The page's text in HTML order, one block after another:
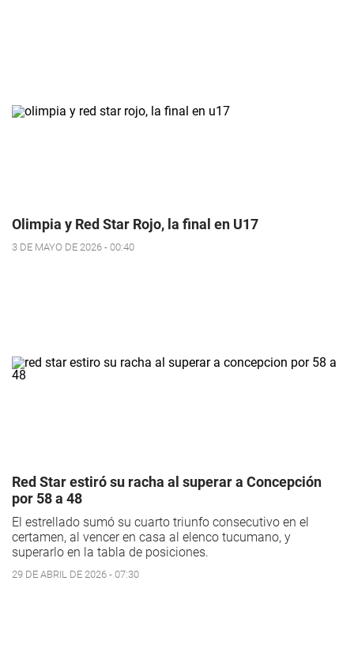
Olimpia y Red Star Rojo, la final en U17
3 DE MAYO DE 2026 - 00:40
Red Star estiró su racha al superar a Concepción
por 58 a 48
El estrellado sumó su cuarto triunfo consecutivo en el
certamen, al vencer en casa al elenco tucumano, y
superarlo en la tabla de posiciones.
29 DE ABRIL DE 2026 - 07:30